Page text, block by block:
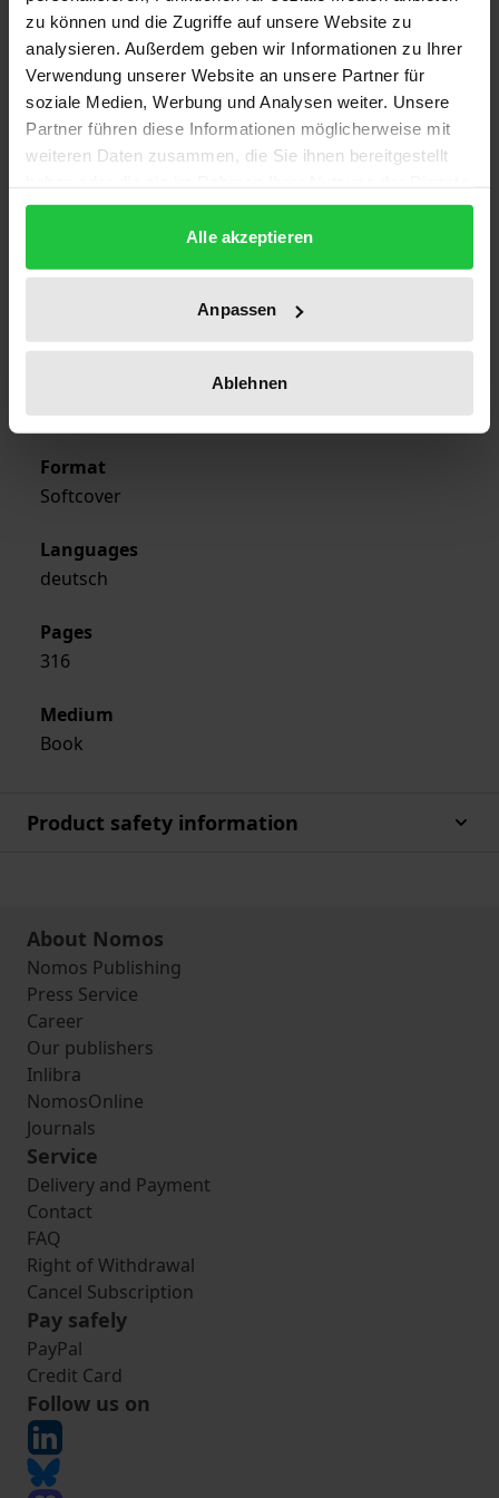
zu können und die Zugriffe auf unsere Website zu
analysieren. Außerdem geben wir Informationen zu Ihrer
Verwendung unserer Website an unsere Partner für
soziale Medien, Werbung und Analysen weiter. Unsere
Partner führen diese Informationen möglicherweise mit
weiteren Daten zusammen, die Sie ihnen bereitgestellt
gesammelt haben.
Alle akzeptieren
Anpassen
Ablehnen
Edition
1
ISBN
978-3-7890-0944-0
Year of Publication
Nomos
Format
Softcover
Languages
deutsch
Pages
316
Medium
Book
Product safety information
About Nomos
Nomos Publishing
Press Service
Career
Our publishers
Inlibra
NomosOnline
Journals
Service
Delivery and Payment
Contact
FAQ
Right of Withdrawal
Cancel Subscription
Pay safely
PayPal
Credit Card
Follow us on